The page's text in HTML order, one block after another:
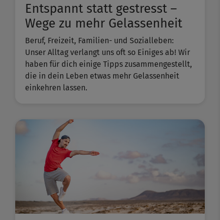
Entspannt statt gestresst –
Wege zu mehr Gelassenheit
Beruf, Freizeit, Familien- und Sozialleben:
Unser Alltag verlangt uns oft so Einiges ab! Wir
haben für dich einige Tipps zusammengestellt,
die in dein Leben etwas mehr Gelassenheit
einkehren lassen.